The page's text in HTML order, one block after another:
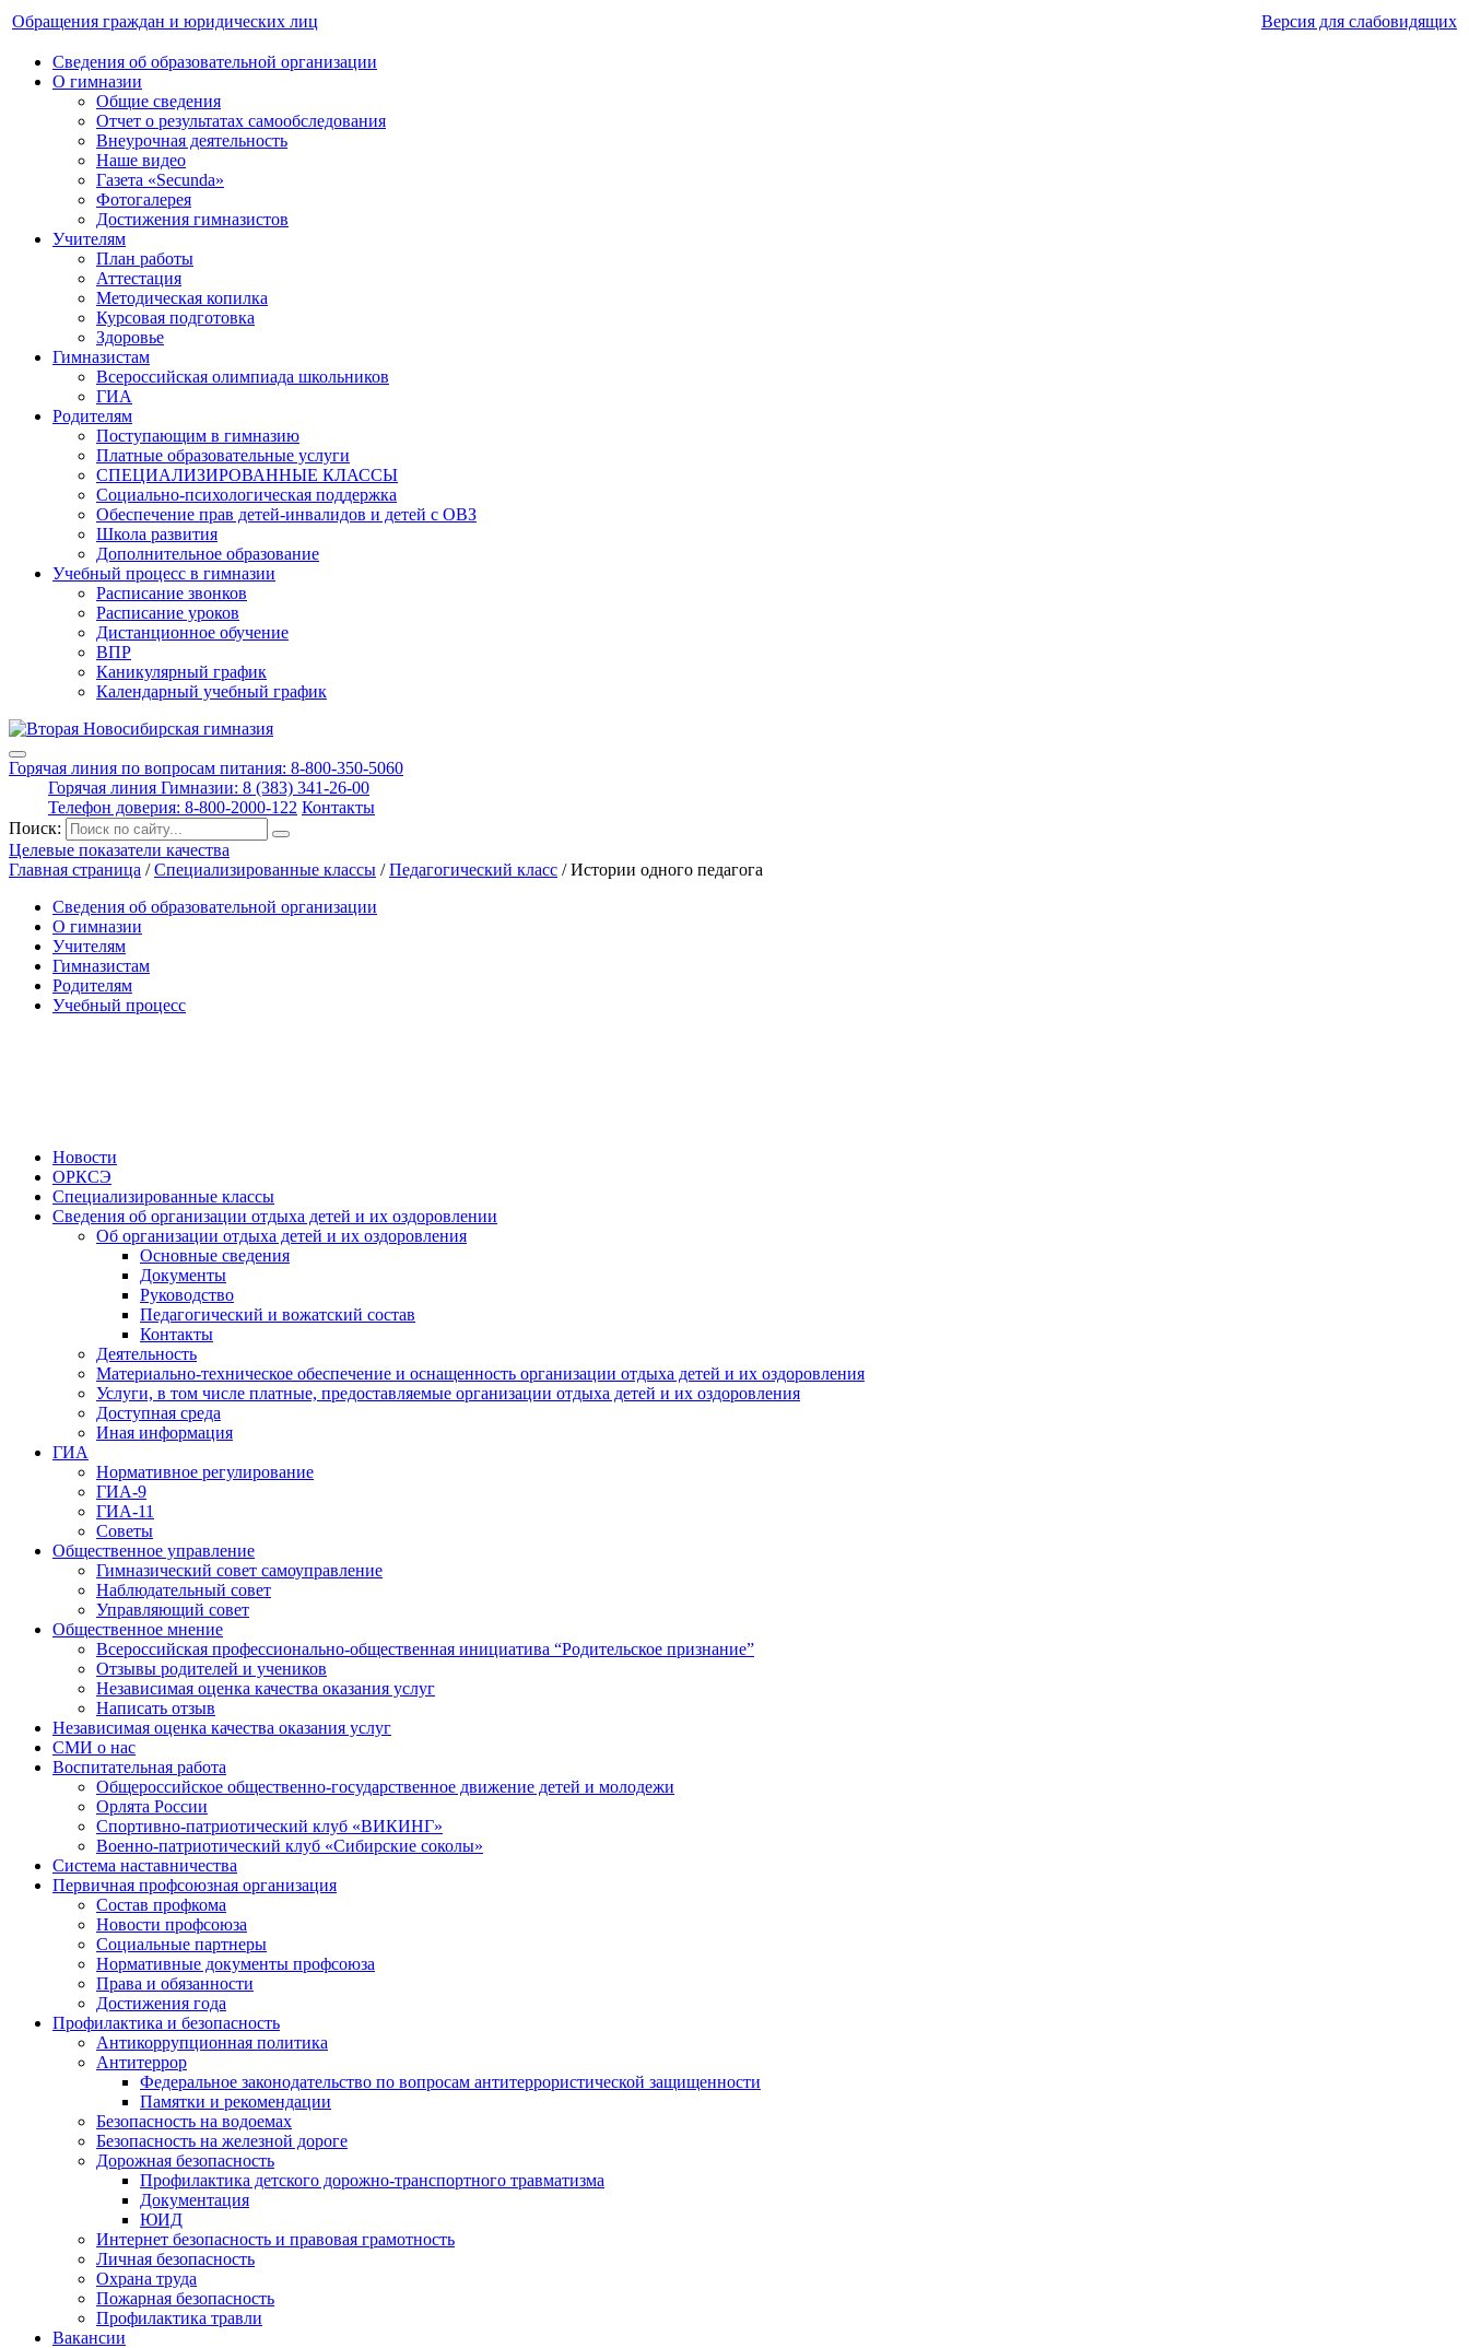
Обращения граждан и юридических лиц Версия для слабовидящих
Сведения об образовательной организации
О гимназии
Общие сведения
Отчет о результатах самообследования
Внеурочная деятельность
Наше видео
Газета «Secunda»
Фотогалерея
Достижения гимназистов
Учителям
План работы
Аттестация
Методическая копилка
Курсовая подготовка
Здоровье
Гимназистам
Всероссийская олимпиада школьников
ГИА
Родителям
Поступающим в гимназию
Платные образовательные услуги
СПЕЦИАЛИЗИРОВАННЫЕ КЛАССЫ
Социально-психологическая поддержка
Обеспечение прав детей-инвалидов и детей с ОВЗ
Школа развития
Дополнительное образование
Учебный процесс в гимназии
Расписание звонков
Расписание уроков
Дистанционное обучение
ВПР
Каникулярный график
Календарный учебный график
Горячая линия по вопросам питания: 8-800-350-5060
Горячая линия Гимназии: 8 (383) 341-26-00
Телефон доверия: 8-800-2000-122 Контакты
Поиск:
Целевые показатели качества
Главная страница /Специализированные классы /Педагогический класс /Истории одного педагога
Сведения об образовательной организации
О гимназии
Учителям
Гимназистам
Родителям
Учебный процесс
Новости
ОРКСЭ
Специализированные классы
Сведения об организации отдыха детей и их оздоровлении
Об организации отдыха детей и их оздоровления
Основные сведения
Документы
Руководство
Педагогический и вожатский состав
Контакты
Деятельность
Материально-техническое обеспечение и оснащенность организации отдыха детей и их оздоровления
Услуги, в том числе платные, предоставляемые организации отдыха детей и их оздоровления
Доступная среда
Иная информация
ГИА
Нормативное регулирование
ГИА-9
ГИА-11
Советы
Общественное управление
Гимназический совет самоуправление
Наблюдательный совет
Управляющий совет
Общественное мнение
Всероссийская профессионально-общественная инициатива “Родительское признание”
Отзывы родителей и учеников
Независимая оценка качества оказания услуг
Написать отзыв
Независимая оценка качества оказания услуг
СМИ о нас
Воспитательная работа
Общероссийское общественно-государственное движение детей и молодежи
Орлята России
Спортивно-патриотический клуб «ВИКИНГ»
Военно-патриотический клуб «Сибирские соколы»
Система наставничества
Первичная профсоюзная организация
Состав профкома
Новости профсоюза
Социальные партнеры
Нормативные документы профсоюза
Права и обязанности
Достижения года
Профилактика и безопасность
Антикоррупционная политика
Антитеррор
Федеральное законодательство по вопросам антитеррористической защищенности
Памятки и рекомендации
Безопасность на водоемах
Безопасность на железной дороге
Дорожная безопасность
Профилактика детского дорожно-транспортного травматизма
Документация
ЮИД
Интернет безопасность и правовая грамотность
Личная безопасность
Охрана труда
Пожарная безопасность
Профилактика травли
Вакансии